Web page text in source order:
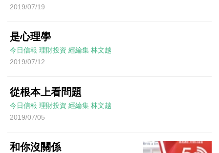
2019/07/19
是心理學
今日信報 理財投資 經綸集 林文越
2019/07/12
從根本上看問題
今日信報 理財投資 經綸集 林文越
2019/07/05
和你沒關係